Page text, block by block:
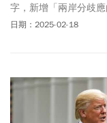
字，新增「兩岸分歧
民都能接受的方法」
的國務院，對台釋出
日期：2025-02-18